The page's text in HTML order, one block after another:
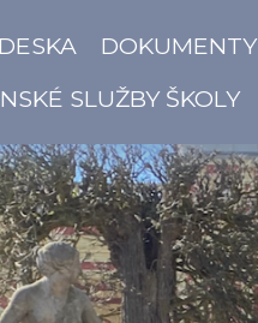
DOKUMENTY
SLUŽBY ŠKOLY